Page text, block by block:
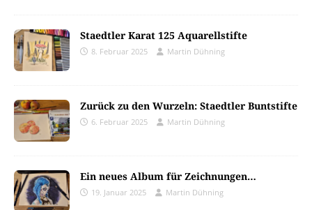
Staedtler Karat 125 Aquarellstifte
8. Februar 2025 Martin Dühning
Zurück zu den Wurzeln: Staedtler Buntstifte
6. Februar 2025 Martin Dühning
Ein neues Album für Zeichnungen…
19. Januar 2025 Martin Dühning